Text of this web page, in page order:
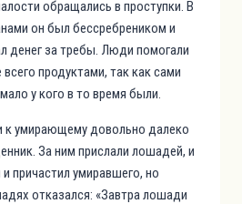
обращались в проступки. В
он был бессребреником и
денег за требы. Люди помогали
продуктами, так как сами
у кого в то время были.
к умирающему довольно далеко
За ним прислали лошадей, и
причастил умиравшего, но
отказался: «Завтра лошади